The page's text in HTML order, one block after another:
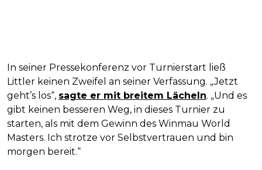
In seiner Pressekonferenz vor Turnierstart ließ
Littler keinen Zweifel an seiner Verfassung. „Jetzt
geht’s los“, sagte er mit breitem Lächeln. „Und es
gibt keinen besseren Weg, in dieses Turnier zu
starten, als mit dem Gewinn des Winmau World
Masters. Ich strotze vor Selbstvertrauen und bin
morgen bereit.“